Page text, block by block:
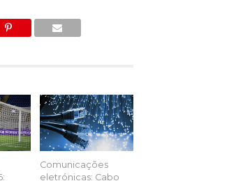
Comunicações
eletrónicas: Cabo